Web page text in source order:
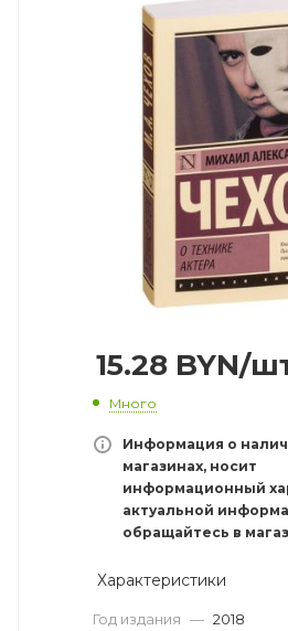
15.28 BYN/
Много
Информация о
магазинах, носит
информационный
актуальной
обращайтесь в
Характеристики
Год издания — 2018